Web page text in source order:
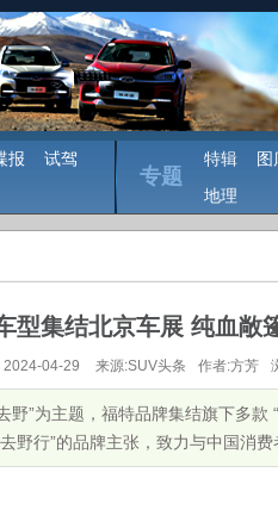
报
试驾
专题
特辑 图
地理
型集结北京车展 纯血敞
2024-04-29 来源:SUV头条 作者:方芳
野”为主题，福特品牌集结旗下多
野行”的品牌主张，致力与中国消费